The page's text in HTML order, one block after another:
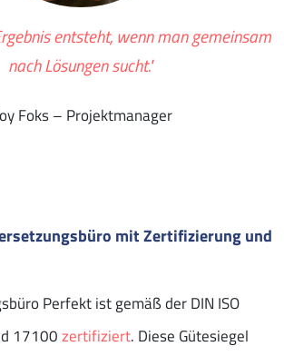
entsteht, wenn man gemeinsam
nach Lösungen sucht."
Foks – Projektmanager
mit Zertifizierung und
Perfekt ist gemäß der DIN ISO
17100zertifiziert. Diese Gütesiegel